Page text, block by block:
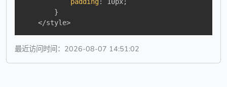
}
    </style>
最近访问时间：2026-08-07 14:51:02